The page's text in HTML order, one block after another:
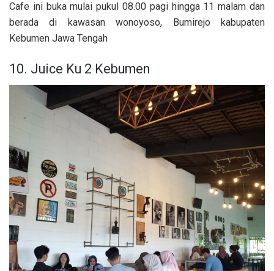
Cafe ini buka mulai pukul 08.00 pagi hingga 11 malam dan
berada di kawasan wonoyoso, Bumirejo kabupaten
Kebumen Jawa Tengah
10. Juice Ku 2 Kebumen